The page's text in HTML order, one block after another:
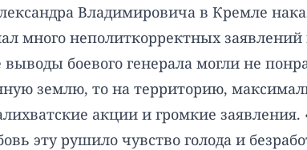
Владимировича в Кремле
много неполиткорректных
боевого генерала могли не
землю, то на территорию,
акции и громкие
эту рушило чувство голода и